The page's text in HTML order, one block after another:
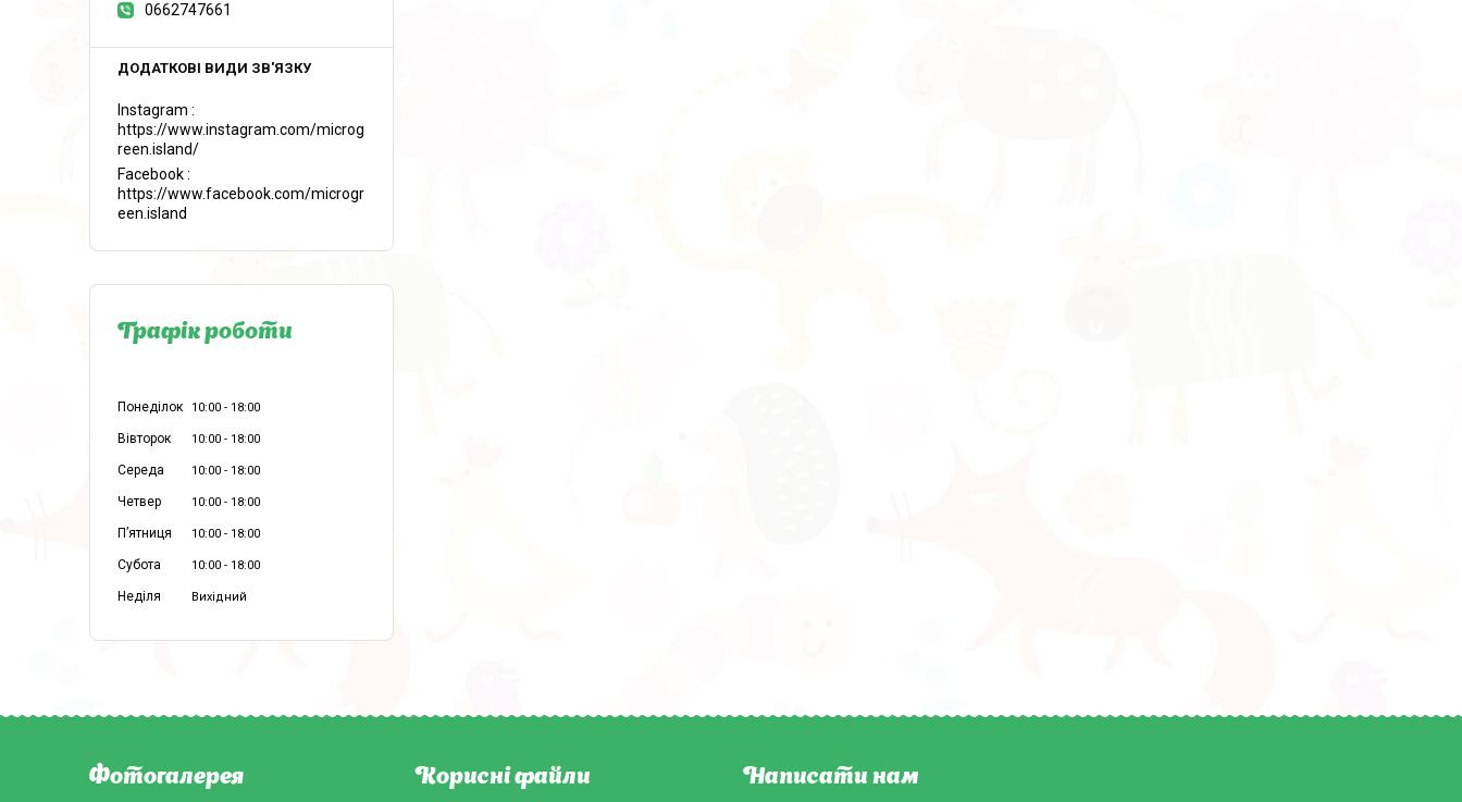
0662747661
Instagram
https://www.instagram.com/microg
reen.island/
Facebook
https://www.facebook.com/microgr
een.island
Графік роботи
Понеділок 10:00 18:00
Вівторок 10:00 18:00
Середа 10:00 18:00
Четвер 10:00 18:00
Пʼятниця 10:00 18:00
Субота 10:00 18:00
Неділя Вихідний
Фотогалерея Корисні файли Написати нам